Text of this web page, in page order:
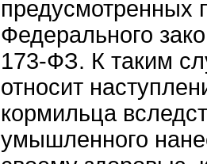
предусмотренных
Федерального
173-ФЗ. К таким
относит
кормильца
умышленного